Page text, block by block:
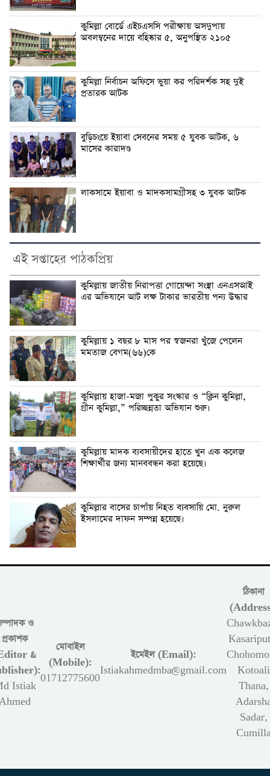
কুমিল্লা বোর্ডে এইচএসসি পরীক্ষায় অসদুপায়
অবলম্বনের দায়ে বহিষ্কার ৫, অনুপস্থিত ২১০৫
কুমিল্লা নির্বাচন অফিসে ভুয়া কর পরিদর্শক সহ দুই
প্রতারক আটক
বুড়িচংয়ে ইয়াবা সেবনের সময় ৫ যুবক আটক, ৬
মাসের কারাদণ্ড
লাকসামে ইয়াবা ও মাদকসামগ্রীসহ ৩ যুবক আটক
এই সপ্তাহের পাঠকপ্রিয়
কুমিল্লায় জাতীয় নিরাপত্তা গোয়েন্দা সংস্থা এনএসআই
এর অভিযানে আট লক্ষ টাকার ভারতীয় পন্য উদ্ধার
কুমিল্লায় ১ বছর ৮ মাস পর স্বজনরা খুঁজে পেলেন
মমতাজ বেগম(৬৬)কে
কুমিল্লায় হাজা-মজা পুকুর সংস্কার ও “ক্লিন কুমিল্লা,
গ্রীন কুমিল্লা,” পরিচ্ছন্নতা অভিযান শুরু।
কুমিল্লায় মাদক ব্যবসায়ীদের হাতে খুন এক কলেজ
শিক্ষার্থীর জন্য মানববন্ধন করা হয়েছে।
কুমিল্লার বাসের চাপাঁয় নিহত ব্যবসায়ি মো. নুরুল
ইসলামের দাফন সম্পন্ন হয়েছে।
ও
প্রকাশক
&
Istiak
মোবাইল
(Mobile):
01712775600
ইমেইল (Email):
Istiakahmedmba@gmail.com
ঠিকানা
Kotoali
Thana,
Sadar,